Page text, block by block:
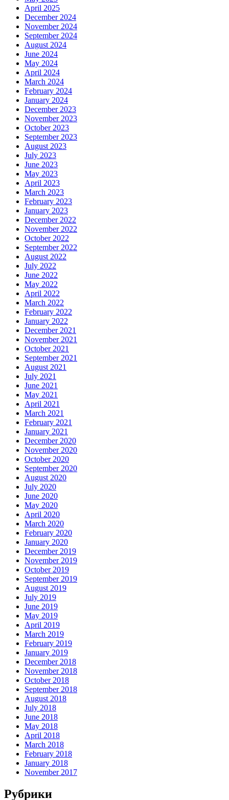
April 2025
December 2024
November 2024
September 2024
August 2024
June 2024
May 2024
April 2024
March 2024
February 2024
January 2024
December 2023
November 2023
October 2023
September 2023
August 2023
July 2023
June 2023
May 2023
April 2023
March 2023
February 2023
January 2023
December 2022
November 2022
October 2022
September 2022
August 2022
July 2022
June 2022
May 2022
April 2022
March 2022
February 2022
January 2022
December 2021
November 2021
October 2021
September 2021
August 2021
July 2021
June 2021
May 2021
April 2021
March 2021
February 2021
January 2021
December 2020
November 2020
October 2020
September 2020
August 2020
July 2020
June 2020
May 2020
April 2020
March 2020
February 2020
January 2020
December 2019
November 2019
October 2019
September 2019
August 2019
July 2019
June 2019
May 2019
April 2019
March 2019
February 2019
January 2019
December 2018
November 2018
October 2018
September 2018
August 2018
July 2018
June 2018
May 2018
April 2018
March 2018
February 2018
January 2018
November 2017
Рубрики